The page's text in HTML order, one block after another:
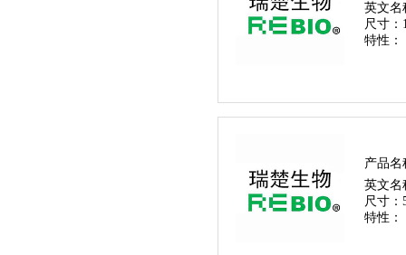
英文名
尺寸：
特性：
产品名
英文名
尺寸：
特性：